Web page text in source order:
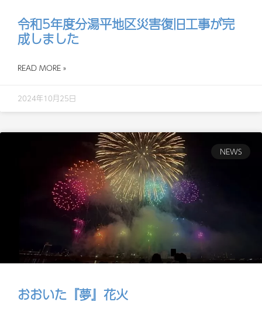
令和5年度分湯平地区災害復旧工事が完
成しました
READ MORE »
2024年10月25日
NEWS
おおいた『夢』花火